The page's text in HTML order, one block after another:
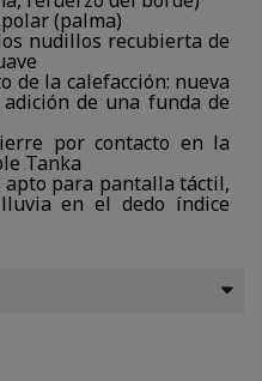
(palma)
nudillos recubierta de
de la calefacción: nueva
de una funda de
por contacto en la
Tanka
apto para pantalla táctil,
en el dedo índice